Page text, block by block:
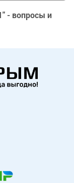
- вопросы и